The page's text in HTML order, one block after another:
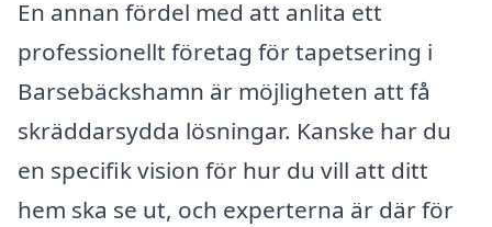
En annan fördel med att anlita ett
professionellt företag för tapetsering i
Barsebäckshamn är möjligheten att få
skräddarsydda lösningar. Kanske har du
en specifik vision för hur du vill att ditt
hem ska se ut, och experterna är där för